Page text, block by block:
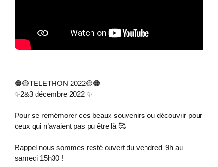
🟠🟡TELETHON 2022🟡🟠
✨2&3 décembre 2022 ✨
Pour se remémorer ces beaux souvenirs ou découvrir pour
ceux qui n’avaient pas pu être là 🥰
Rappel nous sommes resté ouvert du vendredi 9h au
samedi 15h30 !